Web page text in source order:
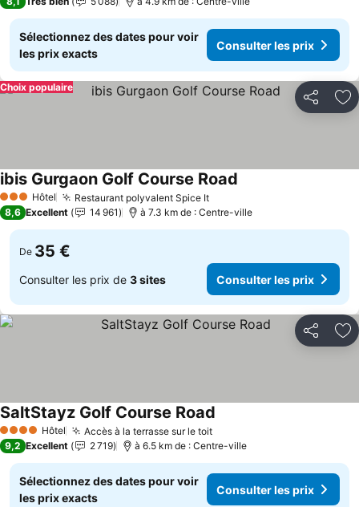
Sélectionnez des dates pour voir
les prix exacts
Consulter les prix
Partager
Choix populaire
3 ÉtoilesHôtel Restaurant polyvalent Spice It
ibis Gurgaon Golf Course Road
8,6 Excellent 14 961 à 7.3 km de : Centre-ville
De 35 €
Consulter les prix de 3 sites Consulter les prix
Partager
4 Étoiles Hôtel Accès à la terrasse sur le toit
SaltStayz Golf Course Road
9,2 Excellent 2 719 à 6.5 km de : Centre-ville
Sélectionnez des dates pour voir
les prix exacts
Consulter les prix